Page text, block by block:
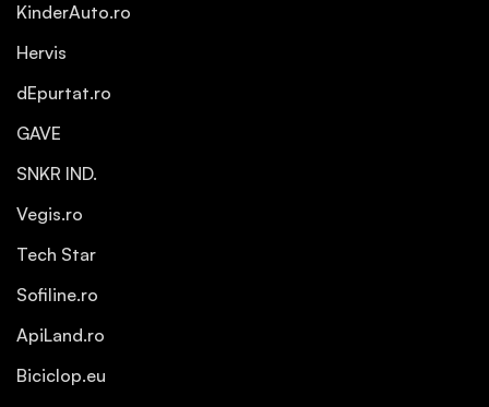
KinderAuto.ro
Hervis
dEpurtat.ro
GAVE
SNKR IND.
Vegis.ro
Tech Star
Sofiline.ro
ApiLand.ro
Biciclop.eu